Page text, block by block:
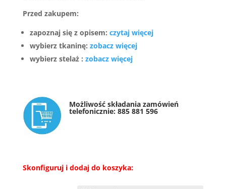
Przed zakupem:
zapoznaj się z opisem: czytaj więcej
wybierz tkaninę: zobacz więcej
wybierz stelaż : zobacz więcej
Możliwość składania zamówień
telefonicznie: 885 881 596
Skonfiguruj i dodaj do koszyka: